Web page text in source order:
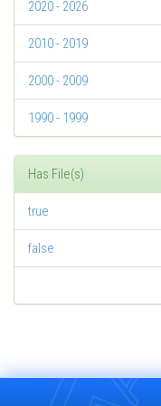
2020 - 2026
2010 - 2019
2000 - 2009
1990 - 1999
Has File(s)
true
false